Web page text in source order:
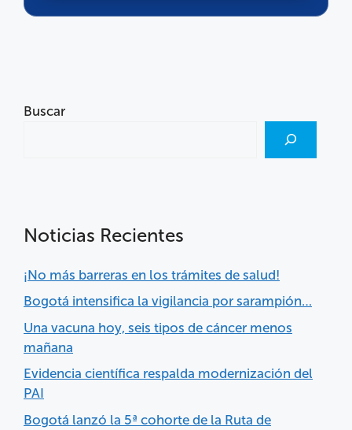
Buscar
Noticias Recientes
¡No más barreras en los trámites de salud!
Bogotá intensifica la vigilancia por sarampión…
Una vacuna hoy, seis tipos de cáncer menos
mañana
Evidencia científica respalda modernización del
PAI
Bogotá lanzó la 5ª cohorte de la Ruta de